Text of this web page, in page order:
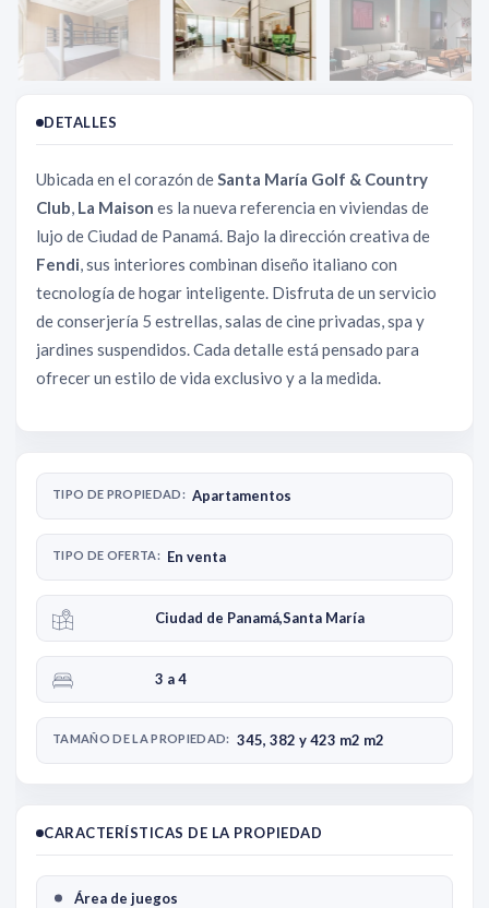
DETALLES
Ubicada en el corazón de Santa María Golf & Country
Club La Maison es la nueva referencia en viviendas de
lujo de Ciudad de Panamá. Bajo la dirección creativa de
Fendi , sus interiores combinan diseño italiano con
tecnología de hogar inteligente. Disfruta de un servicio
de conserjería 5 estrellas, salas de cine privadas, spa y
jardines suspendidos. Cada detalle está pensado para
ofrecer un estilo de vida exclusivo y a la medida.
TIPO DE PROPIEDAD: Apartamentos
TIPO DE OFERTA: En venta
Ciudad de Panamá,Santa María
3 a 4
TAMAÑO DE LA PROPIEDAD: 345, 382 y 423 m2 m2
CARACTERÍSTICAS DE LA PROPIEDAD
Área de juegos